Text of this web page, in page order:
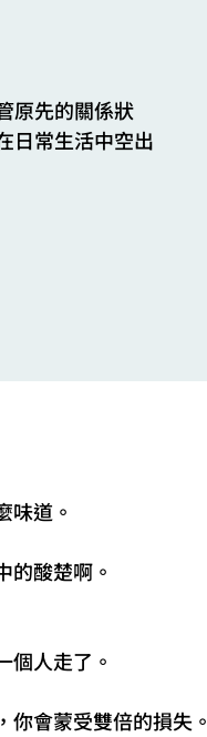
原先的關係狀
日常生活中空出
味道。
的酸楚啊。
個人走了。
會蒙受雙倍的損失。